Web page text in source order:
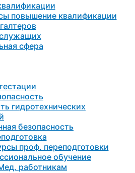
повышение квалификации
сфера
гидротехнических
безопасность
проф. переподготовки
обучение
работникам